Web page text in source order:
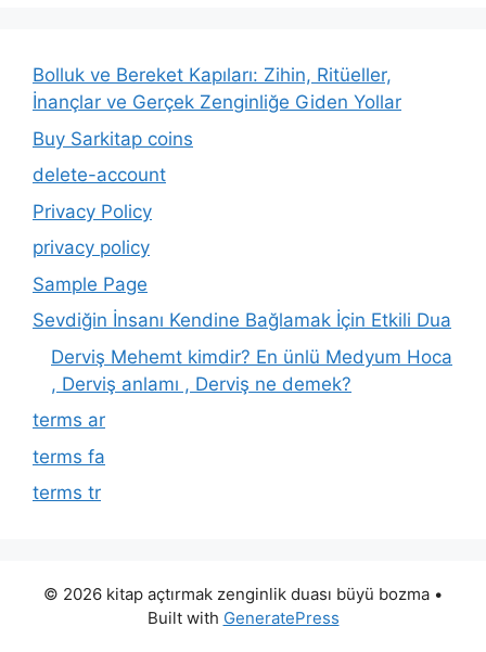
Bolluk ve Bereket Kapıları: Zihin, Ritüeller,
İnançlar ve Gerçek Zenginliğe Giden Yollar
Buy Sarkitap coins
delete-account
Privacy Policy
privacy policy
Sample Page
Sevdiğin İnsanı Kendine Bağlamak İçin Etkili Dua
Derviş Mehemt kimdir? En ünlü Medyum Hoca
, Derviş anlamı , Derviş ne demek?
terms ar
terms fa
terms tr
© 2026 kitap açtırmak zenginlik duası büyü bozma •
Built with GeneratePress